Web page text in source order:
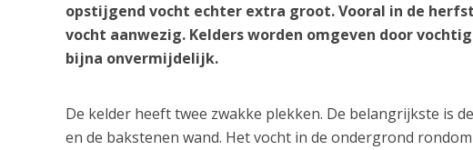
opstijgend vocht echter extra groot. Vooral in de
vocht aanwezig. Kelders worden omgeven door
bijna onvermijdelijk.
De kelder heeft twee zwakke plekken. De belangrijkste is
en de bakstenen wand. Het vocht in de ondergrond